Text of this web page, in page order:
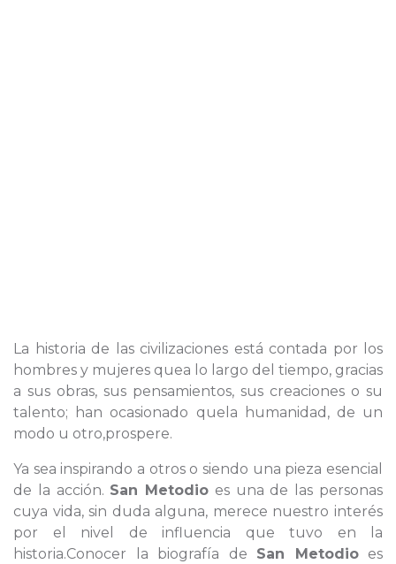
La historia de las civilizaciones está contada por los
hombres y mujeres quea lo largo del tiempo, gracias
a sus obras, sus pensamientos, sus creaciones o su
talento; han ocasionado quela humanidad, de un
modo u otro,prospere.
Ya sea inspirando a otros o siendo una pieza esencial
de la acción. San Metodio es una de las personas
cuya vida, sin duda alguna, merece nuestro interés
por el nivel de influencia que tuvo en la
historia.Conocer la biografía de San Metodioes